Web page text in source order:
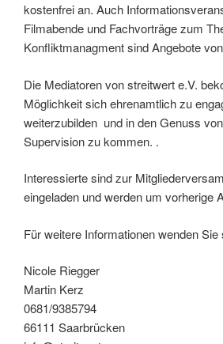
kostenfrei an. Auch
Filmabende und Fachvorträge zum
Konfliktmanagment sind Angebote
Die Mediatoren von streitwert e.V.
Möglichkeit sich ehrenamtlich zu
weiterzubilden und in den Genuss
Supervision zu kommen. .
Interessierte sind zur
eingeladen und werden um vorherige
Für weitere Informationen wenden Sie
Nicole Riegger
Martin Kerz
0681/9385794
66111 Saarbrücken